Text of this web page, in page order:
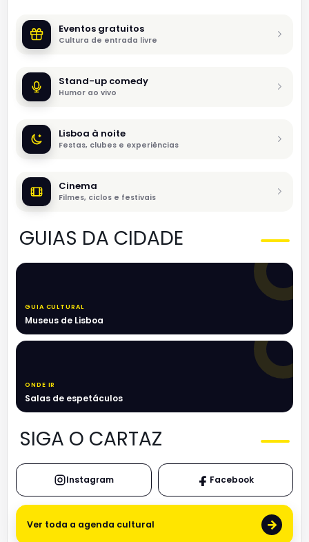
Eventos gratuitos
Cultura de entrada livre
Stand-up comedy
Humor ao vivo
Lisboa à noite
Festas, clubes e experiências
Cinema
Filmes, ciclos e festivais
GUIAS DA CIDADE
GUIA CULTURAL
Museus de Lisboa
ONDE IR
Salas de espetáculos
SIGA O CARTAZ
Instagram Facebook
Ver toda a agenda cultural →